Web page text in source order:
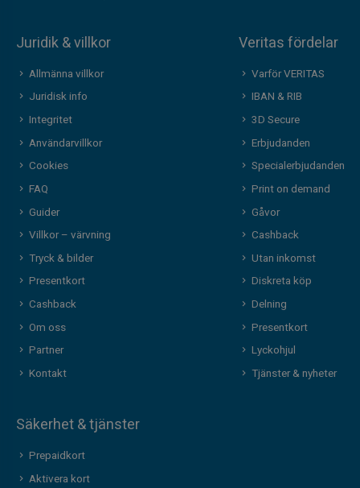
Juridik & villkor
Allmänna villkor
Juridisk info
Integritet
Användarvillkor
Cookies
FAQ
Guider
Villkor – värvning
Tryck & bilder
Presentkort
Cashback
Om oss
Partner
Kontakt
Veritas fördelar
Varför VERITAS
IBAN & RIB
3D Secure
Erbjudanden
Specialerbjudanden
Print on demand
Gåvor
Cashback
Utan inkomst
Diskreta köp
Delning
Presentkort
Lyckohjul
Tjänster & nyheter
Säkerhet & tjänster
Prepaidkort
Aktivera kort